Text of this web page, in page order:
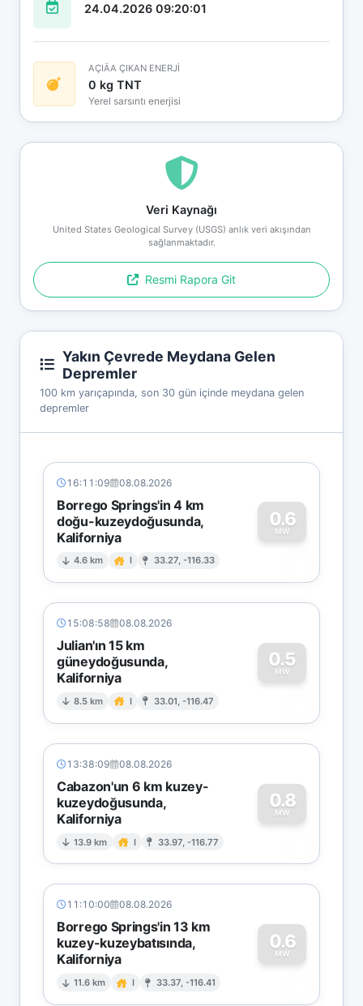
24.04.2026 09:20:01
AÇIÄA ÇIKAN ENERJİ
0 kg TNT
Yerel sarsıntı enerjisi
Veri Kaynağı
United States Geological Survey (USGS) anlık veri akışından
sağlanmaktadır.
Resmi Rapora Git
Yakın Çevrede Meydana Gelen
Depremler
100 km yarıçapında, son 30 gün içinde meydana gelen
depremler
16:11:09 08.08.2026
Borrego Springs'in 4 km
doğu-kuzeydoğusunda,
Kaliforniya
4.6 km I 33.27, -116.33
0.6
MW
0
15:08:58 08.08.2026
Julian'ın 15 km
güneydoğusunda,
Kaliforniya
8.5 km I 33.01, -116.47
0.5
MW
0
13:38:09 08.08.2026
Cabazon'un 6 km kuzey-
kuzeydoğusunda,
Kaliforniya
13.9 km I 33.97, -116.77
0.8
MW
0
11:10:00 08.08.2026
Borrego Springs'in 13 km
kuzey-kuzeybatısında,
Kaliforniya
11.6 km I 33.37, -116.41
0.6
MW
0